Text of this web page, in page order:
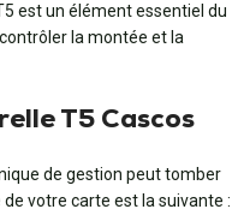
est un élément essentiel du
la montée et la
T5 Cascos
de gestion peut tomber
votre carte est la suivante :